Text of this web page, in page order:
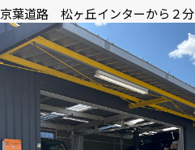
京葉道路 松ヶ丘インターから２分